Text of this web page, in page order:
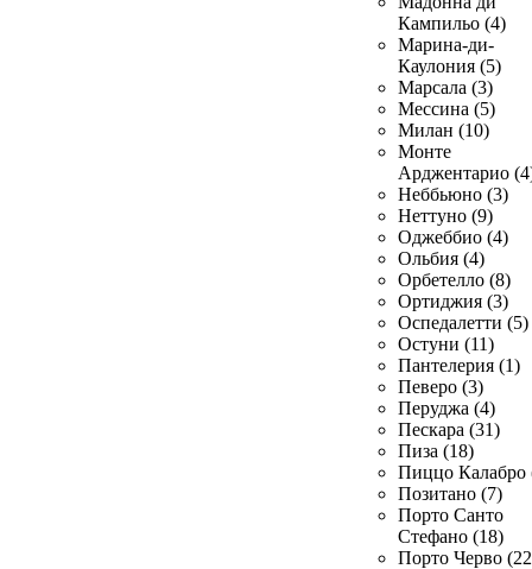
Кампильо (4)
Марина-ди-
Каулония (5)
Марсала (3)
Мессина (5)
Милан (10)
Монте
Арджентарио
Неббьюно (3)
Неттуно (9)
Оджеббио (4)
Ольбия (4)
Орбетелло (8)
Ортиджия (3)
Оспедалетти (5)
Остуни (11)
Пантелерия (1)
Певеро (3)
Перуджа (4)
Пескара (31)
Пиза (18)
Пиццо Калабро
Позитано (7)
Порто Санто
Стефано (18)
Порто Черво